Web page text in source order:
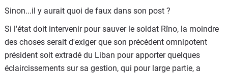
Sinon...il y aurait quoi de faux dans son post ?
Si l'état doit intervenir pour sauver le soldat Rîno, la moindre
des choses serait d'exiger que son précédent omnipotent
président soit extradé du Liban pour apporter quelques
éclaircissements sur sa gestion, qui pour large partie, a